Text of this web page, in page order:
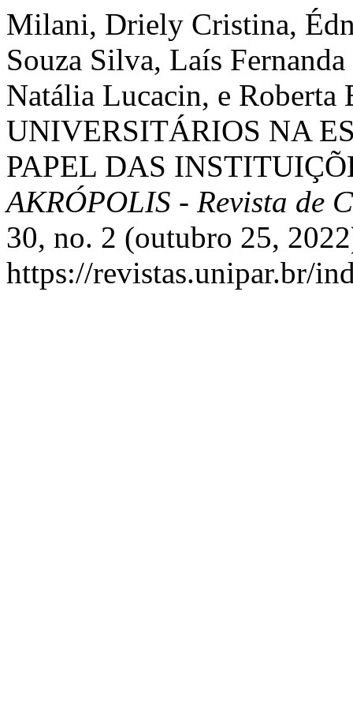
Milani, Driely Cristina,
Souza Silva, Laís
Natália Lucacin, e
UNIVERSITÁRIOS NA
PAPEL DAS
AKRÓPOLIS - Revista de
30, no. 2 (outubro 25,
https://revistas.unipar.br/